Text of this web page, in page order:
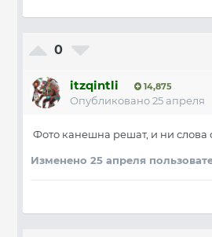
0
itzqintli 14,875
Опубликовано25 апреля
Фото канешна решат, и ни слова
Изменено 25 апреля